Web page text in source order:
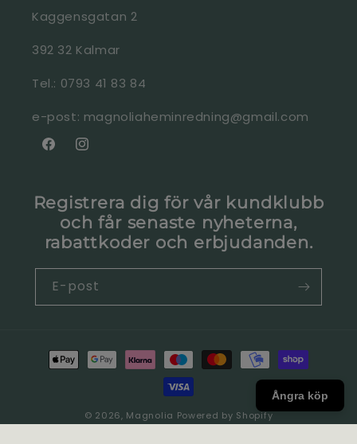
Kaggensgatan 2
392 32 Kalmar
Tel.: 0793 41 83 84
e-post: magnoliaheminredning@gmail.com
FacebookInstagram
Registrera dig för vår kundklubb
och får senaste nyheterna,
rabattkoder och erbjudanden.
E-post
Betalningsmetoder
© 2026, Magnolia Powered by Shopify
Ångra köp